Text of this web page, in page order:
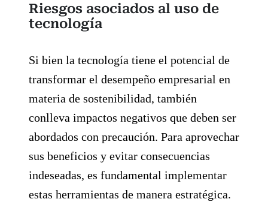
Riesgos asociados al uso de
tecnología
Si bien la tecnología tiene el potencial de
transformar el desempeño empresarial en
materia de sostenibilidad, también
conlleva impactos negativos que deben ser
abordados con precaución. Para aprovechar
sus beneficios y evitar consecuencias
indeseadas, es fundamental implementar
estas herramientas de manera estratégica.